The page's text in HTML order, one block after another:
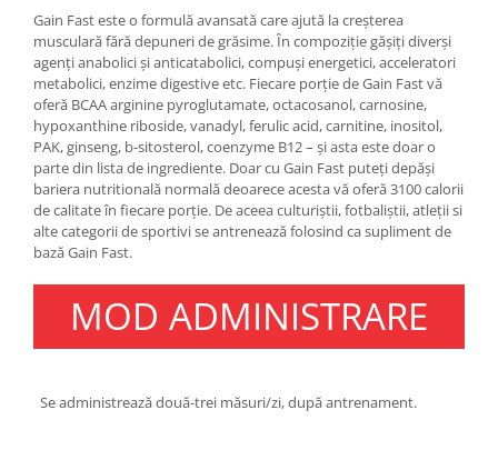
Under Armour
Universal
Vitargo
Weider
Zenana
Gain Fast este o formulă avansată care ajută la creșterea
musculară fără depuneri de grăsime. În compoziție gășiți diverși
agenți anabolici și anticatabolici, compuși energetici, acceleratori
metabolici, enzime digestive etc. Fiecare porție de Gain Fast vă
oferă BCAA arginine pyroglutamate, octacosanol, carnosine,
hypoxanthine riboside, vanadyl, ferulic acid, carnitine, inositol,
PAK, ginseng, b-sitosterol, coenzyme B12 – și asta este doar o
parte din lista de ingrediente. Doar cu Gain Fast puteți depăși
bariera nutritională normală deoarece acesta vă oferă 3100 calorii
de calitate în fiecare porție. De aceea culturiștii, fotbaliștii, atleții si
alte categorii de sportivi se antrenează folosind ca supliment de
bază Gain Fast.
MOD ADMINISTRARE
Se administrează două-trei măsuri/zi, după antrenament.